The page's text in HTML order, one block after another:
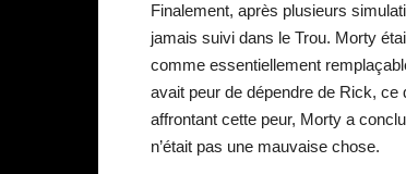
Finalement, après plusieurs
jamais suivi dans le Trou. Morty
comme essentiellement
avait peur de dépendre de Rick,
affrontant cette peur, Morty a
n’était pas une mauvaise chose.